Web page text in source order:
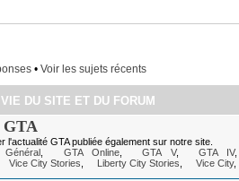
• Voir les sujets récents
VIE DU SITE ET DU FORUM
l'actualité GTA publiée également sur notre site.
Général GTA Online, GTA V, GTA IV
Vice City Stories Liberty City Stories Vice City,